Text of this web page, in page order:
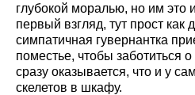
глубокой моралью, но им это
первый взгляд, тут прост как
симпатичная гувернантка
поместье, чтобы заботиться о
сразу оказывается, что и у
скелетов в шкафу.